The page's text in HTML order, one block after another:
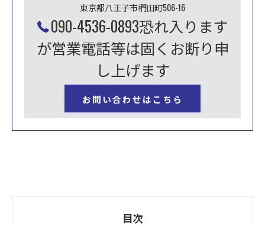
東京都八王子市椚田町506-16
090-4536-0893恐れ入ります
が営業電話等は固くお断り申
し上げます
お問い合わせはこちら
目次